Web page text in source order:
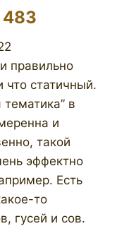
483
правильно
что статичный.
в
и
такой
эффектно
Есть
то
гусей и сов.